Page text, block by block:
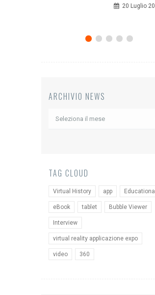
20 Luglio 2026
ARCHIVIO NEWS
Archivio
TAG CLOUD
Virtual History app Educational
eBook tablet Bubble Viewer
Interview
virtual reality applicazione expo
video 360